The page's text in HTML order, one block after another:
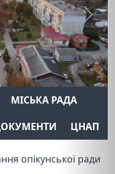
Next
МІСЬКА РАДА
ЦНАП
опікунської ради